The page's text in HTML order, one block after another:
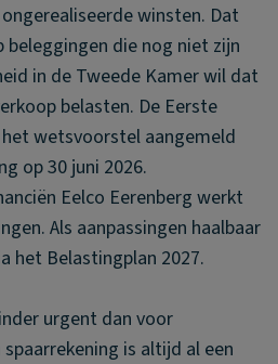
winsten. Dat
beleggingen die nog niet zijn
in de Tweede Kamer wil dat
belasten. De Eerste
wetsvoorstel aangemeld
op 30 juni 2026.
Eelco Eerenberg werkt
Als aanpassingen haalbaar
het Belastingplan 2027.
urgent dan voor
is altijd al een